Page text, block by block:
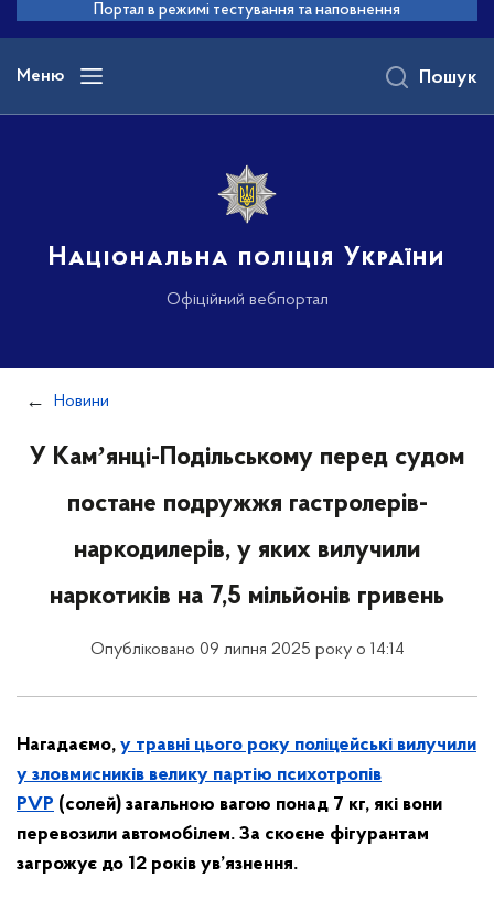
основного
вмісту
Портал в режимі тестування та наповнення
Меню
Національна поліція України
Офіційний вебпортал
Пошук
Новини
У Камʼянці-Подільському перед судом
постане подружжя гастролерів-
наркодилерів, у яких вилучили
наркотиків на 7,5 мільйонів гривень
Опубліковано 09 липня 2025 року о 14:14
Нагадаємо, у травні цього року поліцейські вилучили
у зловмисників велику партію психотропів
PVP (солей) загальною вагою понад 7 кг, які вони
перевозили автомобілем. За скоєне фігурантам
загрожує до 12 років ув’язнення.